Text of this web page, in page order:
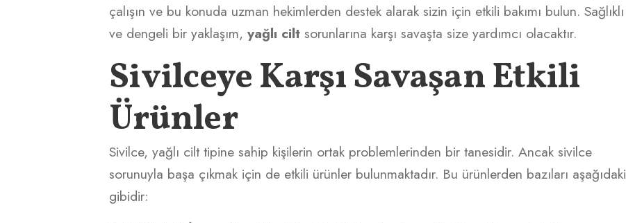
çalışın ve bu konuda uzman hekimlerden destek alarak sizin için etkili bakımı bulun. Sağlıklı
ve dengeli bir yaklaşım,yağlı cilt sorunlarına karşı savaşta size yardımcı olacaktır.
Sivilceye Karşı Savaşan Etkili
Ürünler
Sivilce, yağlı cilt tipine sahip kişilerin ortak problemlerinden bir tanesidir. Ancak sivilce
sorunuyla başa çıkmak için de etkili ürünler bulunmaktadır. Bu ürünlerden bazıları aşağıdaki
gibidir: